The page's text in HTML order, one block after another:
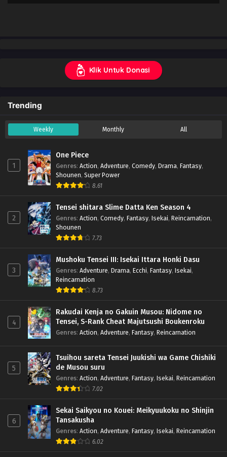
Klik Untuk Donasi
Trending
Weekly Monthly All
1
One Piece
Genres: Action, Adventure, Comedy, Drama, Fantasy,
Shounen, Super Power
8.61
2
Tensei shitara Slime Datta Ken Season 4
Genres: Action, Comedy, Fantasy, Isekai, Reincarnation,
Shounen
7.73
3
Mushoku Tensei III: Isekai Ittara Honki Dasu
Genres: Adventure, Drama, Ecchi, Fantasy, Isekai,
Reincarnation
8.73
4
Rakudai Kenja no Gakuin Musou: Nidome no
Tensei, S-Rank Cheat Majutsushi Boukenroku
Genres: Action, Adventure, Fantasy, Reincarnation
5
Tsuihou sareta Tensei Juukishi wa Game Chishiki
de Musou suru
Genres: Action, Adventure, Fantasy, Isekai, Reincarnation
7.02
6
Sekai Saikyou no Kouei: Meikyuukoku no Shinjin
Tansakusha
Genres: Action, Adventure, Fantasy, Isekai, Reincarnation
6.02